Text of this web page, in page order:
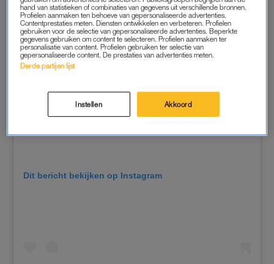
Dit bericht bekijken op Instagram
hand van statistieken of combinaties van gegevens uit verschillende bronnen.
Profielen aanmaken ten behoeve van gepersonaliseerde advertenties.
Contentprestaties meten. Diensten ontwikkelen en verbeteren. Profielen
gebruiken voor de selectie van gepersonaliseerde advertenties. Beperkte
gegevens gebruiken om content te selecteren. Profielen aanmaken ter
personalisatie van content. Profielen gebruiken ter selectie van
gepersonaliseerde content. De prestaties van advertenties meten.
Derde partijen lijst
Instellen Akkoord